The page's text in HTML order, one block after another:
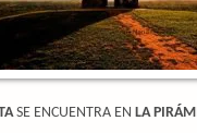
SE ENCUENTRA EN LA